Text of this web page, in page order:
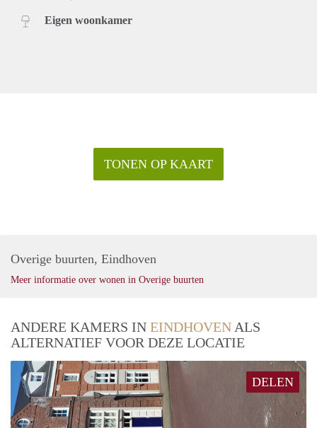
Eigen woonkamer
TONEN OP KAART
Overige buurten, Eindhoven
Meer informatie over wonen in Overige buurten
ANDERE KAMERS IN EINDHOVEN ALS
ALTERNATIEF VOOR DEZE LOCATIE
DELEN